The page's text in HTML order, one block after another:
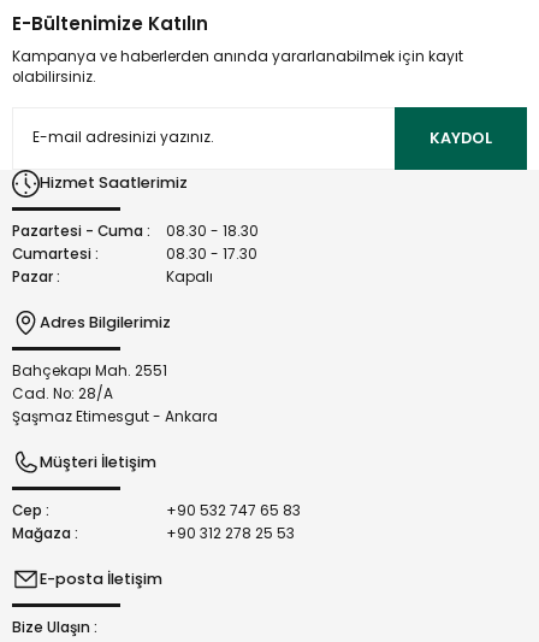
kullanarak tarafımıza iletebilirsiniz.
Görüş ve önerileriniz için teşekkür ederiz.
Ürün açıklamasında eksik bilgiler bulunuyor.
Bu ürüne benzer farklı alternatifler olmalı.
E-Bültenimize Katılın
Kampanya ve haberlerden anında yararlanabilmek için kayıt
olabilirsiniz.
KAYDOL
Hizmet Saatlerimiz
Pazartesi - Cuma :
08.30 - 18.30
Cumartesi :
08.30 - 17.30
Pazar :
Kapalı
Adres Bilgilerimiz
Bahçekapı Mah. 2551
Cad. No: 28/A
Şaşmaz Etimesgut - Ankara
Müşteri İletişim
Cep :
+90 532 747 65 83
Mağaza :
+90 312 278 25 53
E-posta İletişim
Bize Ulaşın :